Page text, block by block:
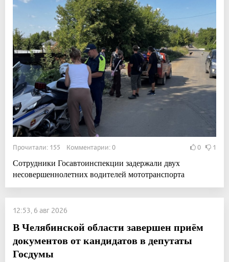
Прочитали: 155 Комментарии: 0 0 1
Сотрудники Госавтоинспекции задержали двух
несовершеннолетних водителей мототранспорта
12:53, 6 авг 2026
В Челябинской области завершен приём
документов от кандидатов в депутаты
Госдумы